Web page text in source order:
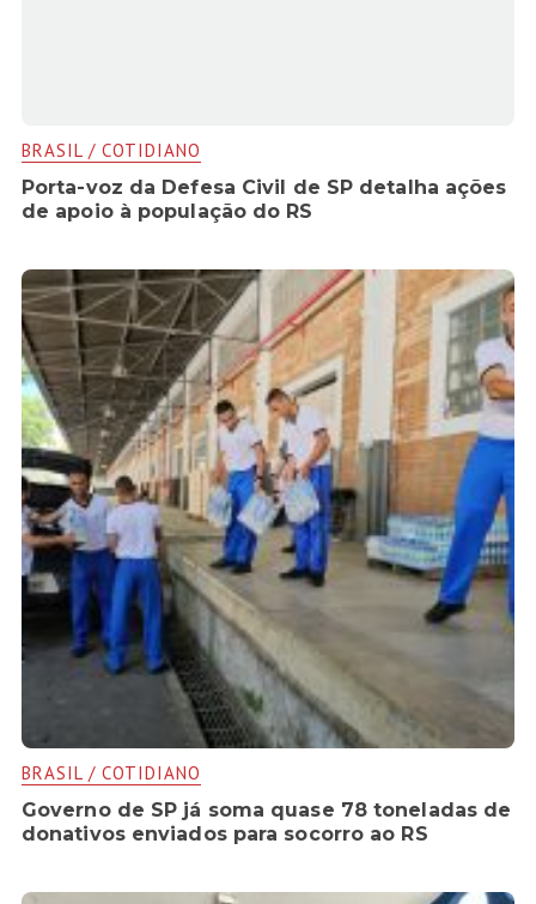
BRASIL / COTIDIANO
Porta-voz da Defesa Civil de SP detalha ações
de apoio à população do RS
BRASIL / COTIDIANO
Governo de SP já soma quase 78 toneladas de
donativos enviados para socorro ao RS